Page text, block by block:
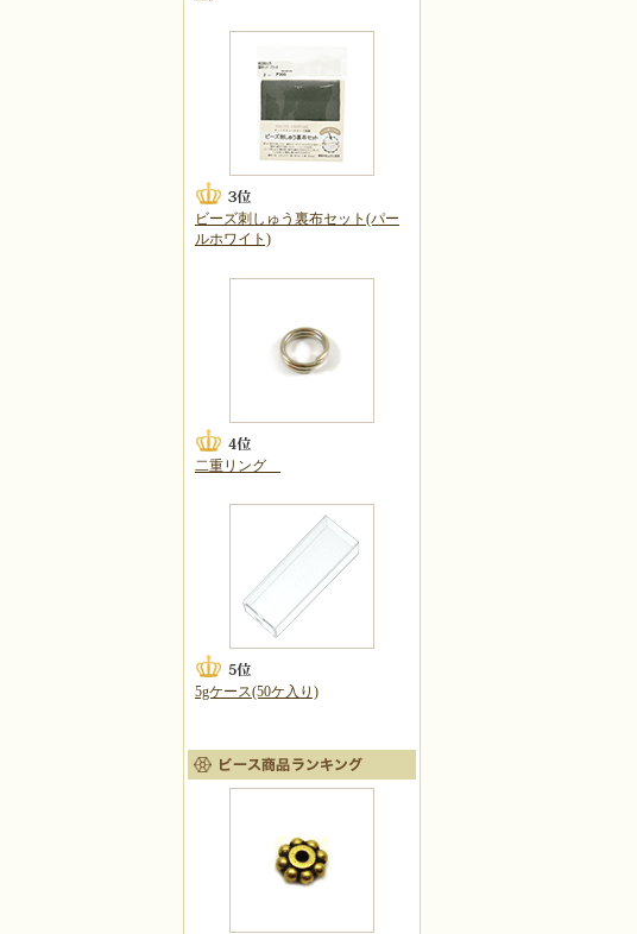
ビーズ刺しゅう裏布セット(パー
ルホワイト)
二重リング
5gケース(50ケ入り)